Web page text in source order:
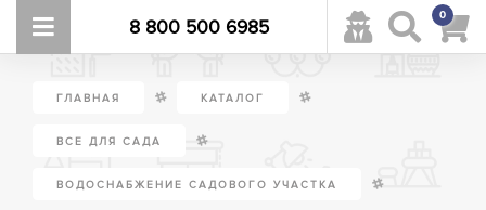
8 800 500 6985
0
ГЛАВНАЯ / КАТАЛОГ /
ВСЕ ДЛЯ САДА /
ВОДОСНАБЖЕНИЕ САДОВОГО УЧАСТКА /